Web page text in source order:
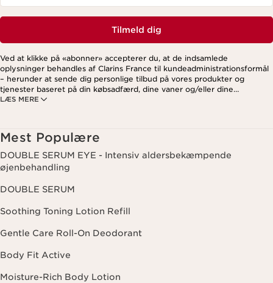
Tilmeld dig
LÆS MERE
Ved at klikke på «abonner» accepterer du, at de indsamlede
oplysninger behandles af Clarins France til kundeadministrationsformål
– herunder at sende dig personlige tilbud på vores produkter og
tjenester baseret på din købsadfærd, dine vaner og/eller dine
interesser. Dette kan også omfatte visning på sociale medier og
nyhedsbrev. For mere information om, hvordan vi håndterer dine data
og dine rettigheder, se venligst vores
Mest Populære
DOUBLE SERUM EYE - Intensiv aldersbekæmpende
øjenbehandling
DOUBLE SERUM
Soothing Toning Lotion Refill
Gentle Care Roll-On Deodorant
Body Fit Active
Moisture-Rich Body Lotion